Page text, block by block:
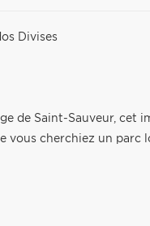
Divises
de Saint-Sauveur, cet
vous cherchiez un parc